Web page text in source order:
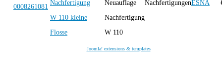
Nachfertigung
W 110 kleine
Flosse
Neuauflage
Nachfertigung
W 110
NachfertigungenESNA
Joomla! extensions & templates